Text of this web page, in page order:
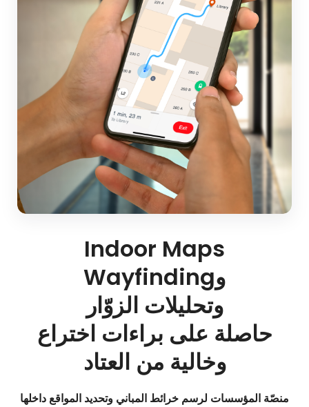
Indoor Maps
وWayfinding
وتحليلات الزوّار
حاصلة على براءات اختراع
وخالية من العتاد
منصّة المؤسسات لرسم خرائط المباني وتحديد المواقع داخلها